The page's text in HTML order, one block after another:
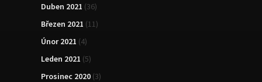
Duben 2021 (36)
Březen 2021 (11)
Únor 2021 (4)
Leden 2021 (5)
Prosinec 2020 (3)